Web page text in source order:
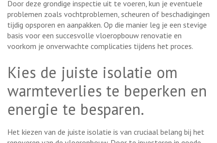
Door deze grondige inspectie uit te voeren, kun je eventuele
problemen zoals vochtproblemen, scheuren of beschadigingen
tijdig opsporen en aanpakken. Op die manier leg je een stevige
basis voor een succesvolle vloeropbouw renovatie en
voorkom je onverwachte complicaties tijdens het proces.
Kies de juiste isolatie om
warmteverlies te beperken en
energie te besparen.
Het kiezen van de juiste isolatie is van cruciaal belang bij het